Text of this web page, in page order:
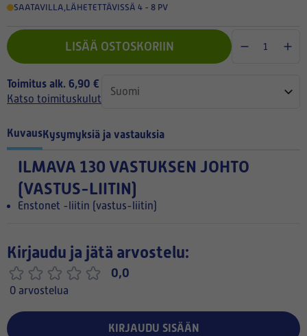
SAATAVILLA,LÄHETETTÄVISSÄ 4 - 8 PV
LISÄÄ OSTOSKORIIN
Toimitus alk. 6,90 €
Katso toimituskulut
KuvausKysymyksiä ja vastauksia
ILMAVA 130 VASTUKSEN JOHTO
(VASTUS-LIITIN)
Enstonet -liitin (vastus-liitin)
Kirjaudu ja jätä arvostelu:
0,0
0 arvostelua
KIRJAUDU SISÄÄN